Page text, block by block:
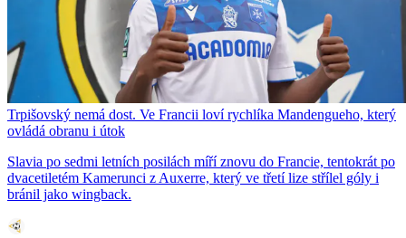
Trpišovský nemá dost. Ve Francii loví rychlíka Mandengueho, který
ovládá obranu i útok
Slavia po sedmi letních posilách míří znovu do Francie, tentokrát po
dvacetiletém Kamerunci z Auxerre, který ve třetí lize střílel góly i
bránil jako wingback.